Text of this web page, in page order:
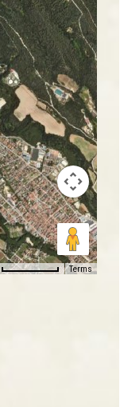
Terms